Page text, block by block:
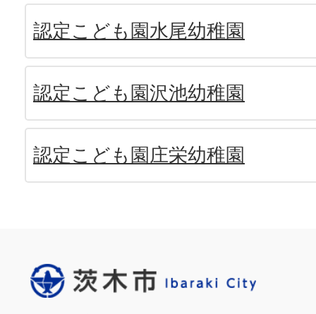
認定こども園水尾幼稚園
認定こども園沢池幼稚園
認定こども園庄栄幼稚園